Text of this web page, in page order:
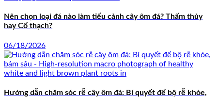
Nên chọn loại đá nào làm tiểu cảnh cây ôm đá? Thấm thủy
hay Cổ thạch?
06/18/2026
Hướng dẫn chăm sóc rễ cây ôm đá: Bí quyết để bộ rễ khỏe,